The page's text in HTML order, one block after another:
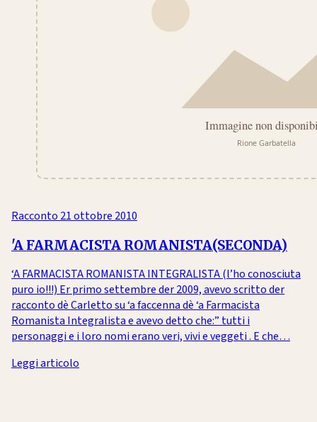
Racconto 21 ottobre 2010
'A FARMACISTA ROMANISTA(SECONDA)
‘A FARMACISTA ROMANISTA INTEGRALISTA (l’ho conosciuta
puro io!!!) Er primo settembre der 2009, avevo scritto der
racconto dè Carletto su ‘a faccenna dè ‘a Farmacista
Romanista Integralista e avevo detto che:” tutti i
personaggi e i loro nomi erano veri, vivi e veggeti . E che…
Leggi articolo